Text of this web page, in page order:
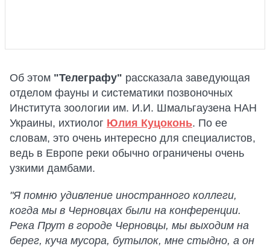
Об этом "Телеграфу" рассказала заведующая
отделом фауны и систематики позвоночных
Института зоологии им. И.И. Шмальгаузена НАН
Украины, ихтиолог Юлия Куцоконь. По ее
словам, это очень интересно для специалистов,
ведь в Европе реки обычно ограничены очень
узкими дамбами.
"Я помню удивление иностранного коллеги,
когда мы в Черновцах были на конференции.
Река Прут в городе Черновцы, мы выходим на
берег, куча мусора, бутылок, мне стыдно, а он